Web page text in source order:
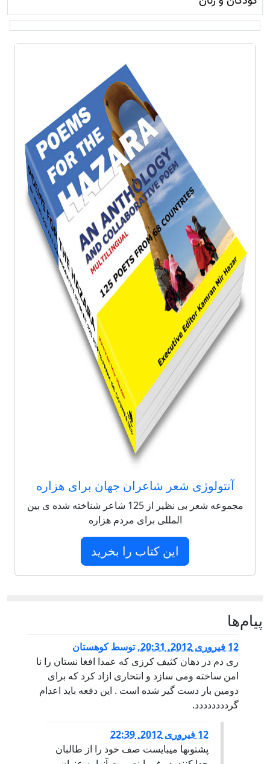
آنتولوژی شعر شاعران جهان برای هزاره
مجموعه شعر بی نظیر از 125 شاعر شناخته شده ی بین
المللی برای مردم هزاره
این کتاب را بخرید
پيام‌ها
12 فبروری 2012, 20:31 ,توسطکوهستان
ری دم در دهان کثیف کرزی که عمدا افغا نستان را نا
امن ساخته ومی سازد و انتحاری ازاد کرد که برای
دومین بار دست گیر شده است . این دفعه باید اعدام
گردددددددد.
12 فبروری 2012, 22:39
پشتونها میبایست صف خود را از طالبان